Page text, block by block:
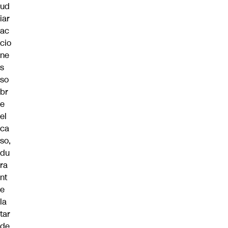
ud
iar
ac
cio
ne
s
so
br
e
el
ca
so,
du
ra
nt
e
la
tar